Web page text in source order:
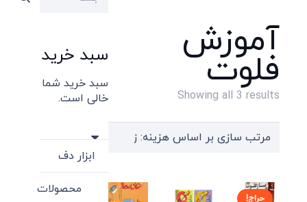
آموزش
فلوت
Showing all 3 results
Sorted
price:
low
حراج!
سبد خرید
سبد خرید شما
خالی است.
ابزار دف
محصولات